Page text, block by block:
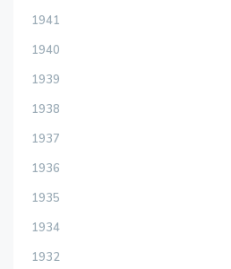
1941
1940
1939
1938
1937
1936
1935
1934
1932